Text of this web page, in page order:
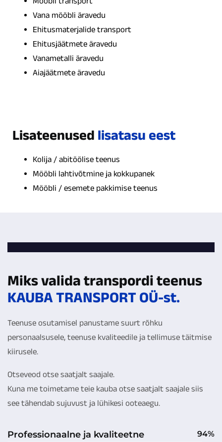
Vana mööbli äravedu
Ehitusmaterjalide transport
Ehitusjäätmete äravedu
Vanametalli äravedu
Aiajäätmete äravedu
Lisateenused lisatasu eest
Kolija / abitöölise teenus
Mööbli lahtivõtmine ja kokkupanek
Mööbli / esemete pakkimise teenus
Miks valida transpordi teenus
KAUBA TRANSPORT OÜ-st.
Teenuse osutamisel panustame suurt rõhku
personaalsusele, teenuse kvaliteedile ja tellimuse täitmise
kiirusele.
Otseveod otse saatjalt saajale.
Kuna me toimetame teie kauba otse saatjalt saajale siis
see tähendab sujuvust ja lühikesi ooteaegu.
Professionaalne ja kvaliteetne 94%